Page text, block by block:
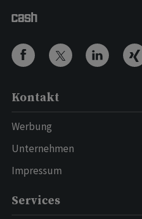
Kontakt
Werbung
Unternehmen
Impressum
Services